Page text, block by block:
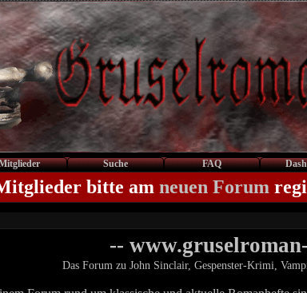
Suche FAQ
bitte am neuen Forum
--
Das Forum zu John Sinclair, Gespenster-Krimi,